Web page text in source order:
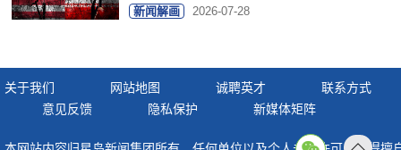
新闻解画 2026-07-28
关于我们 网站地图 诚聘英才
联系方式
意见反馈
隐私保护 新媒体矩阵